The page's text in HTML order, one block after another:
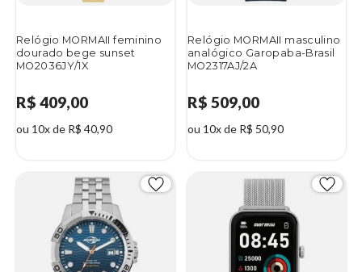
Relógio MORMAII feminino
dourado bege sunset
MO2036JY/1X
R$ 409,00
ou 10x de R$ 40,90
Relógio MORMAII masculino
analógico Garopaba-Brasil
MO2317AJ/2A
R$ 509,00
ou 10x de R$ 50,90